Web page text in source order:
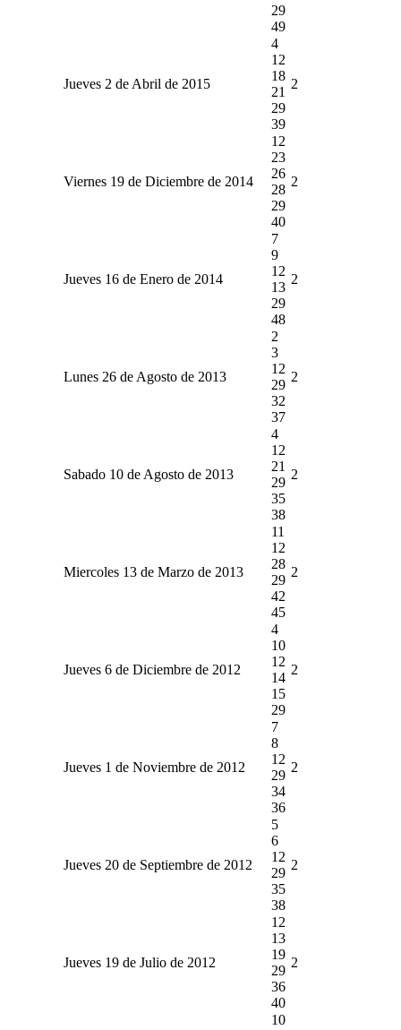
29
49
Jueves 2 de Abril de 2015
4
12
18
21
29
39
2
Viernes 19 de Diciembre de 2014
12
23
26
28
29
40
2
Jueves 16 de Enero de 2014
7
9
12
13
29
48
2
Lunes 26 de Agosto de 2013
2
3
12
29
32
37
2
Sabado 10 de Agosto de 2013
4
12
21
29
35
38
2
Miercoles 13 de Marzo de 2013
11
12
28
29
42
45
2
Jueves 6 de Diciembre de 2012
4
10
12
14
15
29
2
Jueves 1 de Noviembre de 2012
7
8
12
29
34
36
2
Jueves 20 de Septiembre de 2012
5
6
12
29
35
38
2
Jueves 19 de Julio de 2012
12
13
19
29
36
40
2
10